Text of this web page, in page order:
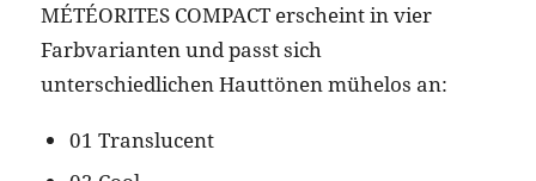
MÉTÉORITES COMPACT erscheint in vier
Farbvarianten und passt sich
unterschiedlichen Hauttönen mühelos an:
01 Translucent